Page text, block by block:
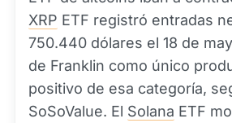
XRP ETF registró entradas
750.440 dólares el 18 de
de Franklin como único
positivo de esa categoría,
SoSoValue. El Solana ETF